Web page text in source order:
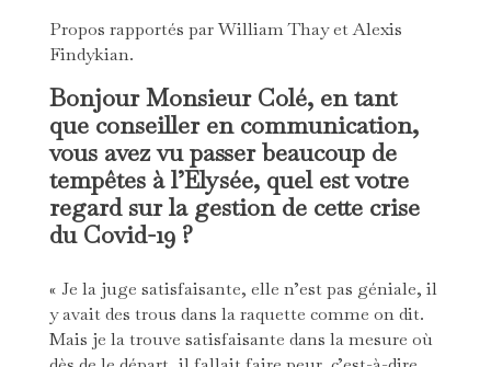
Propos rapportés par William Thay et Alexis
Findykian.
Bonjour Monsieur Colé, en tant
que conseiller en communication,
vous avez vu passer beaucoup de
tempêtes à l’Elysée, quel est votre
regard sur la gestion de cette crise
du Covid-19 ?
« Je la juge satisfaisante, elle n’est pas géniale, il
y avait des trous dans la raquette comme on dit.
Mais je la trouve satisfaisante dans la mesure où